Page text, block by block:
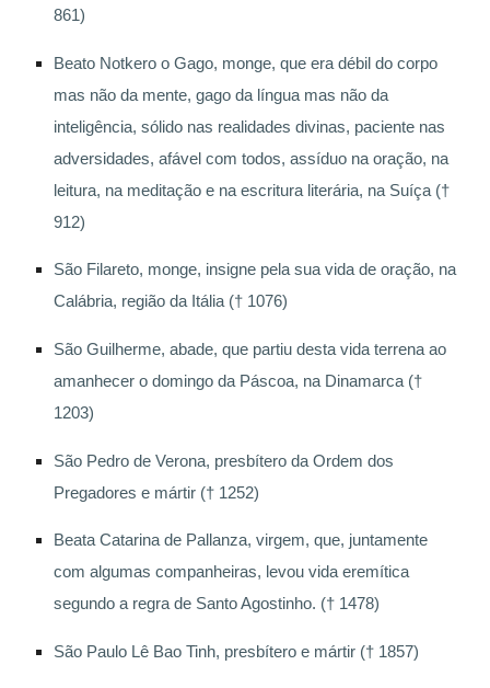
861)
Beato Notkero o Gago, monge, que era débil do corpo
mas não da mente, gago da língua mas não da
inteligência, sólido nas realidades divinas, paciente nas
adversidades, afável com todos, assíduo na oração, na
leitura, na meditação e na escritura literária, na Suíça (†
912)
São Filareto, monge, insigne pela sua vida de oração, na
Calábria, região da Itália († 1076)
São Guilherme, abade, que partiu desta vida terrena ao
amanhecer o domingo da Páscoa, na Dinamarca (†
1203)
São Pedro de Verona, presbítero da Ordem dos
Pregadores e mártir († 1252)
Beata Catarina de Pallanza, virgem, que, juntamente
com algumas companheiras, levou vida eremítica
segundo a regra de Santo Agostinho. († 1478)
São Paulo Lê Bao Tinh, presbítero e mártir († 1857)